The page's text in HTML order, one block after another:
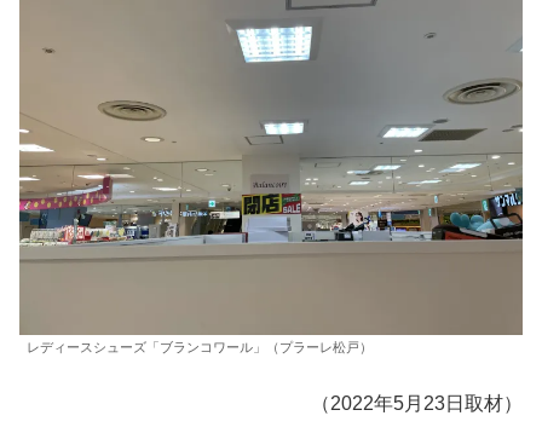
レディースシューズ「ブランコワール」（プラーレ松戸）
（2022年5月23日取材）